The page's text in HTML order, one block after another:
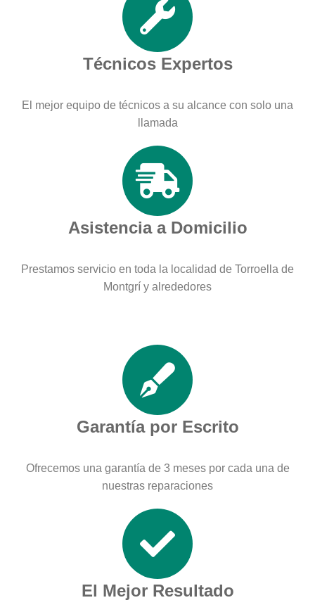
Técnicos Expertos
El mejor equipo de técnicos a su alcance con solo una
llamada
Asistencia a Domicilio
Prestamos servicio en toda la localidad de Torroella de
Montgrí y alrededores
Garantía por Escrito
Ofrecemos una garantía de 3 meses por cada una de
nuestras reparaciones
El Mejor Resultado